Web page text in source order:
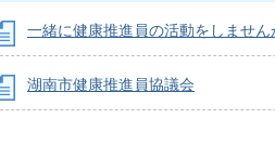
一緒に健康推進員の活動をしません
湖南市健康推進員協議会